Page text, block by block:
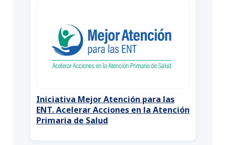
Iniciativa Mejor Atención para las
ENT. Acelerar Acciones en la Atención
Primaria de Salud